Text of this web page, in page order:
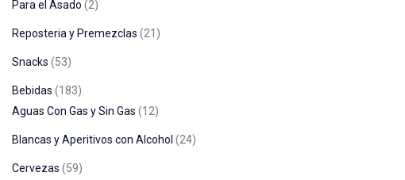
Para el Asado 2
Reposteria y Premezclas 21
Snacks 53
Bebidas
183
Aguas Con Gas y Sin Gas
12
Blancas y Aperitivos con Alcohol 24
Cervezas 59